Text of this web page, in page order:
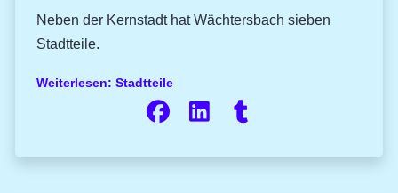
Neben der Kernstadt hat Wächtersbach sieben
Stadtteile.
Weiterlesen: Stadtteile